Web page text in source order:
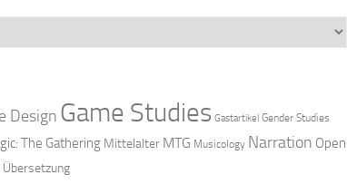
Design Game Studies Gastartikel Gender Studies
The Gathering Mittelalter MTG Musicology Narration Open
Übersetzung